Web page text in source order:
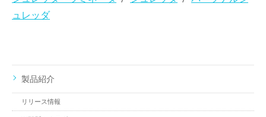
ュレッダ
製品紹介
リリース情報